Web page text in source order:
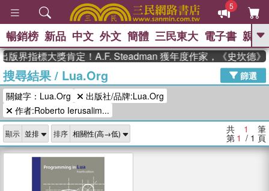
5
GO
高希均教授回憶錄
、 The Odyssey 、 父親節 、 如果歷
史是一群喵 、
登輝時代 、 數學女孩：黎曼猜想 、
偉大的迷走神經
暢銷榜 新品 中文 外文 簡體 三民東大 電子書 親子
版界指標大獎肯定！A.F. Steadman 獲年度作家，《史坎德》
搜尋結果/ Lua.Org
篩選
關鍵字：Lua.Org
出版社/品牌:Lua.Org
作者:Roberto Ierusalim...
顯示 排序 共 1 筆
第 1 / 1 頁